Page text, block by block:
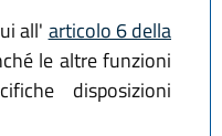
all' articolo 6 della
le altre funzioni
disposizioni